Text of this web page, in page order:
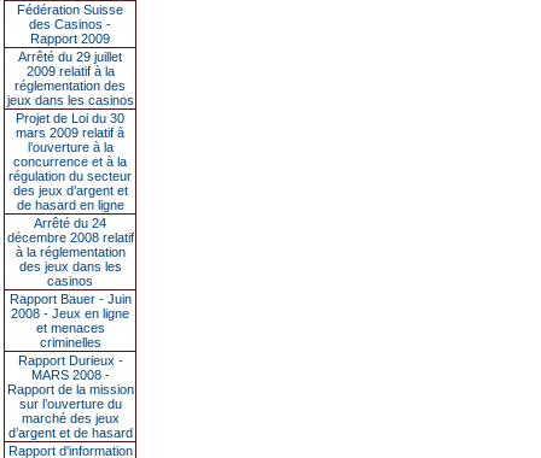
Fédération Suisse
des Casinos -
Rapport 2009
Arrêté du 29 juillet
2009 relatif à la
réglementation des
jeux dans les casinos
Projet de Loi du 30
mars 2009 relatif à
l’ouverture à la
concurrence et à la
régulation du secteur
des jeux d’argent et
de hasard en ligne
Arrêté du 24
décembre 2008 relatif
à la réglementation
des jeux dans les
casinos
Rapport Bauer - Juin
2008 - Jeux en ligne
et menaces
criminelles
Rapport Durieux -
MARS 2008 -
Rapport de la mission
sur l’ouverture du
marché des jeux
d’argent et de hasard
Rapport d'information